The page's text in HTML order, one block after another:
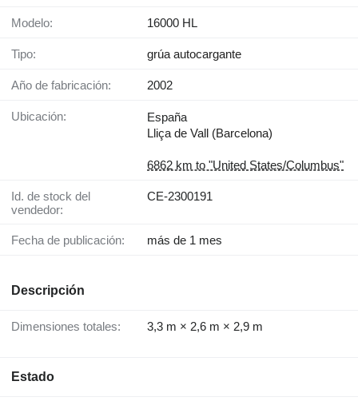
Modelo: 16000 HL
Tipo: grúa autocargante
Año de fabricación: 2002
Ubicación:
España
Lliça de Vall (Barcelona)
6862 km to "United States/Columbus"
Id. de stock del
vendedor:
CE-2300191
Fecha de publicación: más de 1 mes
Descripción
Dimensiones totales: 3,3 m × 2,6 m × 2,9 m
Estado